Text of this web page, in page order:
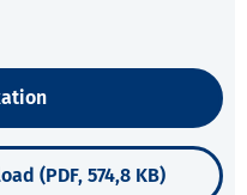
(PDF, 574,8 KB)